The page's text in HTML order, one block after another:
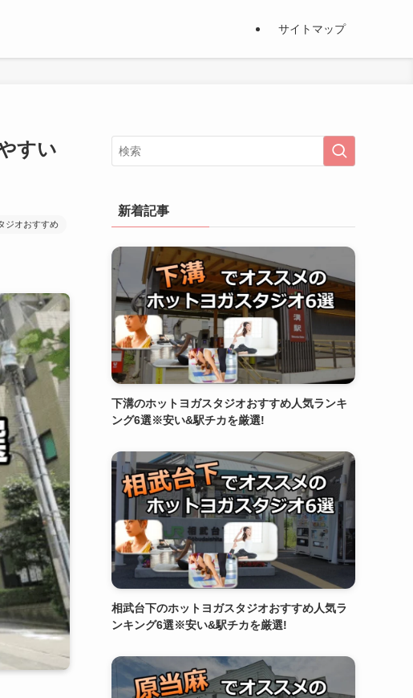
サイトマップ
すい
ジオおすすめ
新着記事
下溝のホットヨガスタジオおすすめ人気ランキ
ング6選※安い&駅チカを厳選!
相武台下のホットヨガスタジオおすすめ人気ラ
ンキング6選※安い&駅チカを厳選!